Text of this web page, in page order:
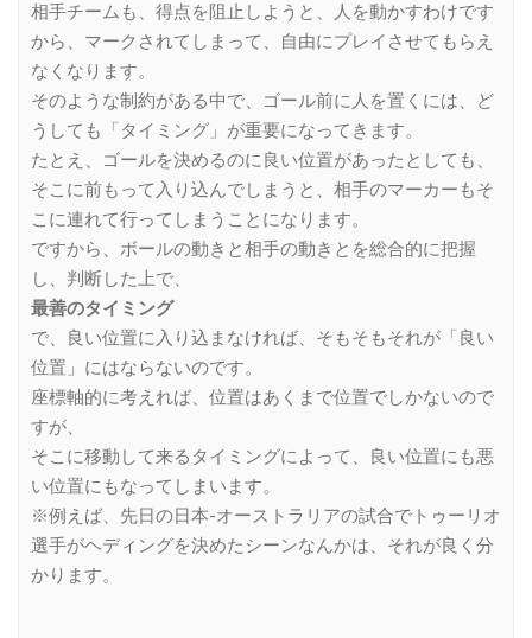
相手チームも、得点を阻止しようと、人を動かすわけです
から、マークされてしまって、自由にプレイさせてもらえ
なくなります。
そのような制約がある中で、ゴール前に人を置くには、ど
うしても「タイミング」が重要になってきます。
たとえ、ゴールを決めるのに良い位置があったとしても、
そこに前もって入り込んでしまうと、相手のマーカーもそ
こに連れて行ってしまうことになります。
ですから、ボールの動きと相手の動きとを総合的に把握
し、判断した上で、
最善のタイミング
で、良い位置に入り込まなければ、そもそもそれが「良い
位置」にはならないのです。
座標軸的に考えれば、位置はあくまで位置でしかないので
すが、
そこに移動して来るタイミングによって、良い位置にも悪
い位置にもなってしまいます。
※例えば、先日の日本-オーストラリアの試合でトゥーリオ
選手がヘディングを決めたシーンなんかは、それが良く分
かります。